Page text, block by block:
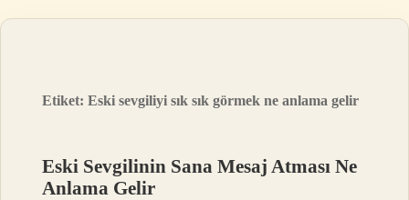
Etiket:Eski sevgiliyi sık sık görmek ne anlama gelir
Eski Sevgilinin Sana Mesaj Atması Ne
Anlama Gelir